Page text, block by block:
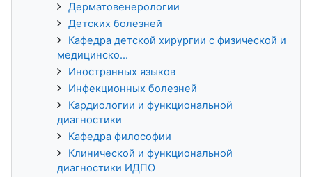
Дерматовенерологии
Детских болезней
Кафедра детской хирургии с физической и
медицинско...
Иностранных языков
Инфекционных болезней
Кардиологии и функциональной
диагностики
Кафедра философии
Клинической и функциональной
диагностики ИДПО